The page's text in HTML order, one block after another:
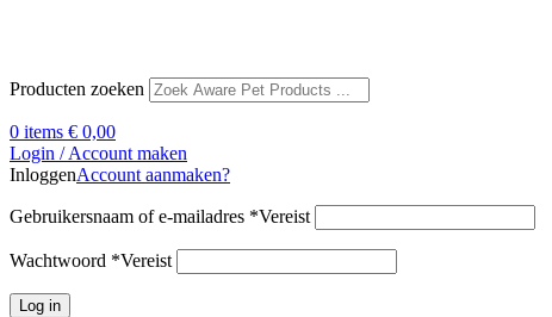
Producten zoeken
0 items € 0,00
Login / Account maken
InloggenAccount aanmaken?
Gebruikersnaam of e-mailadres *Vereist
Wachtwoord *Vereist
Log in